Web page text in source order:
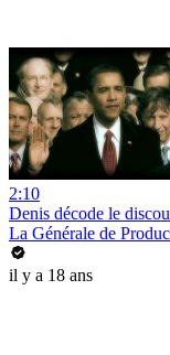
2:10
Denis décode le
La Générale de
il y a 18 ans